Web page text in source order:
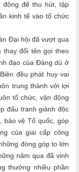
động để thu hút, tập
kinh tế vào tổ chức
Đại hội đã vượt qua
thay đổi tên gọi theo
đạo của Đảng dù ở
đều phát huy vai
trung thành với lợi
tổ chức, vận động
đấu tranh giành độc
bảo vệ Tổ quốc, góp
của giai cấp công
đóng góp to lớn
năm qua đã vinh
thưởng nhiều phần